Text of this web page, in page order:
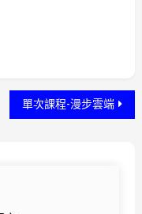
單次課程-漫步雲端